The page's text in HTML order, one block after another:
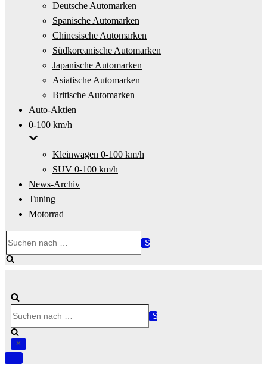
Deutsche Automarken
Spanische Automarken
Chinesische Automarken
Südkoreanische Automarken
Japanische Automarken
Asiatische Automarken
Britische Automarken
Auto-Aktien
0-100 km/h
Kleinwagen 0-100 km/h
SUV 0-100 km/h
News-Archiv
Tuning
Motorrad
nach …
nach …
Navigation